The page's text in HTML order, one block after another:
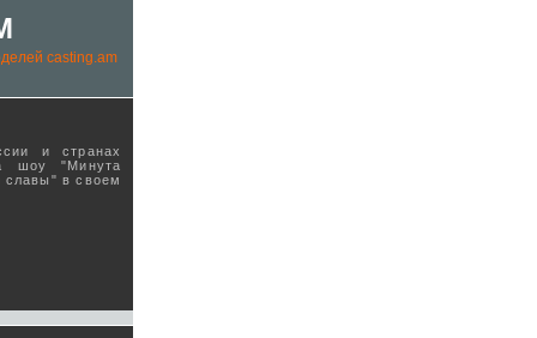
casting.am
и странах
шоу "Минута
славы" в своeм